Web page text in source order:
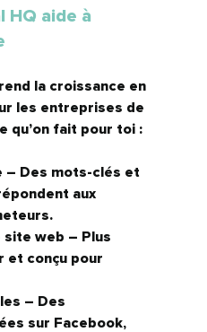
HQ aide à
la croissance en
les entreprises de
qu’on fait pour toi :
– Des mots-clés et
aux
site web – Plus
et conçu pour
– Des
sur Facebook,